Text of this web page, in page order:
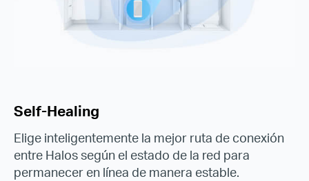
Self-Healing
Elige inteligentemente la mejor ruta de conexión
entre Halos según el estado de la red para
permanecer en línea de manera estable.